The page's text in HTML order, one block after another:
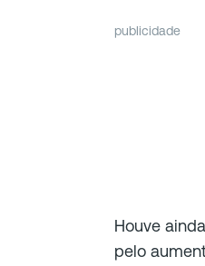
publicidade
Houve
pelo